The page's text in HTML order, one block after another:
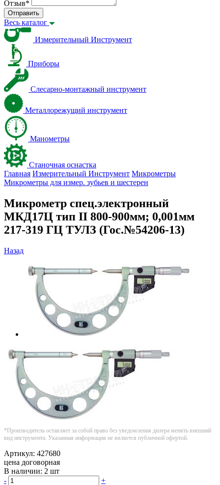
Отзыв*
Отправить
Весь каталог
Измерительный Инструмент
Приборы
Слесарно-монтажный инструмент
Металлорежущий инструмент
Манометры
Станочная оснастка
Главная Измерительный Инструмент Микрометры
Микрометры для измер. зубьев и шестерен
Микрометр спец.электронный
МКД17Ц тип II 800-900мм; 0,001мм
217-319 ГЦ ТУЛЗ (Гос.№54206-13)
Назад
*Производитель оставляет за собой право без уведомления дилера менять внешний
вид инструмента. Указанная информация не является публичной офертой.
Артикул: 427680
цена договорная
В наличии: 2 шт
-
+